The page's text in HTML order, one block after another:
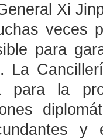
Xi
veces
para
La
para la
y